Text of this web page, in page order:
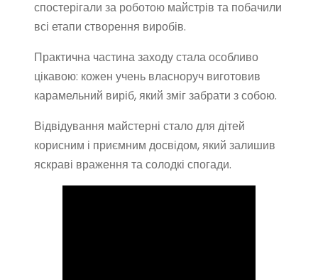
спостерігали за роботою майстрів та побачили
всі етапи створення виробів.
Практична частина заходу стала особливо
цікавою: кожен учень власноруч виготовив
карамельний виріб, який зміг забрати з собою.
Відвідування майстерні стало для дітей
корисним і приємним досвідом, який залишив
яскраві враження та солодкі спогади.